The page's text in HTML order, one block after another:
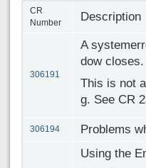
CR
Number
Description
306191
A
dow closes.
This is not
g. See CR
306194 Problems
Using the